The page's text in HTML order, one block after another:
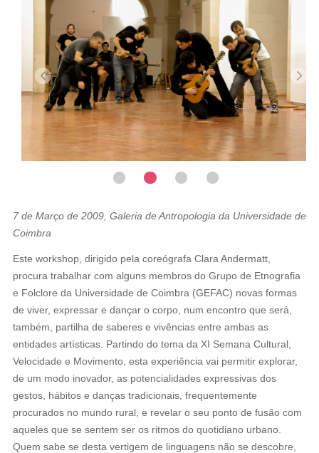
7 de Março de 2009, Galeria de Antropologia da Universidade de
Coimbra
Este workshop, dirigido pela coreógrafa Clara Andermatt,
procura trabalhar com alguns membros do Grupo de Etnografia
e Folclore da Universidade de Coimbra (GEFAC) novas formas
de viver, expressar e dançar o corpo, num encontro que será,
também, partilha de saberes e vivências entre ambas as
entidades artísticas. Partindo do tema da XI Semana Cultural,
Velocidade e Movimento, esta experiência vai permitir explorar,
de um modo inovador, as potencialidades expressivas dos
gestos, hábitos e danças tradicionais, frequentemente
procurados no mundo rural, e revelar o seu ponto de fusão com
aqueles que se sentem ser os ritmos do quotidiano urbano.
Quem sabe se desta vertigem de linguagens não se descobre,